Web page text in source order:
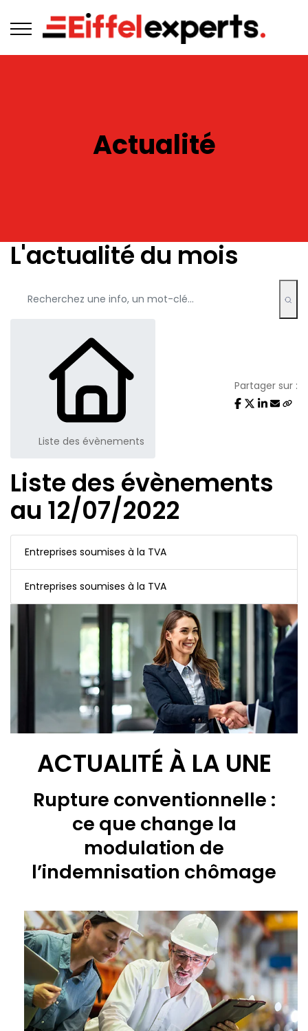
Actualité
L'actualité du mois
Liste des évènements
Partager sur :
Liste des évènements
au 12/07/2022
Entreprises soumises à la TVA
Entreprises soumises à la TVA
ACTUALITÉ À LA UNE
Rupture conventionnelle :
ce que change la
modulation de
l’indemnisation chômage